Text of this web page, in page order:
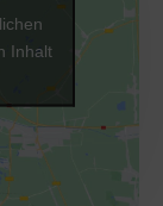
Inhalt